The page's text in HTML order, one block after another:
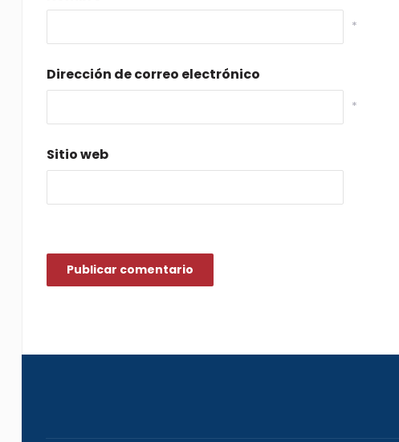
*
Dirección de correo electrónico
*
Sitio web